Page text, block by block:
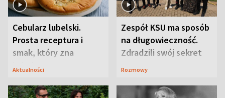
Cebularz lubelski.
Prosta receptura i
smak, który zna
Lubelszczyzna
Aktualności
Zespół KSU ma sposób
na długowieczność.
Zdradzili swój sekret
Rozmowy